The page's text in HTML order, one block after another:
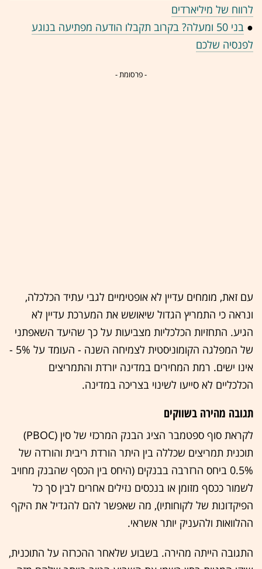
לרווח של מיליארדים
●
בני 50 ומעלה? בקרוב תקבלו הודעה מפתיעה בנוגע
לפנסיה שלכם
- פרסומת -
עם זאת, מומחים עדיין לא אופטימיים לגבי עתיד הכלכלה,
ונראה כי התמריץ הגדול שיאושש את המערכת עדיין לא
הגיע. התחזיות הכלכליות מצביעות על כך שהיעד השאפתני
של המפלגה הקומוניסטית לצמיחה השנה - העומד על 5% -
אינו ישים. רמת המחירים במדינה יורדת והתמריצים
הכלכליים לא סייעו לשינוי בצריכה במדינה.
תגובה מהירה בשווקים
לקראת סוף ספטמבר הציג הבנק המרכזי של סין (PBOC)
תוכנית תמריצים שכללה בין היתר הורדת ריבית והורדה של
0.5% ביחס הרזרבה בבנקים (היחס בין הכסף שהבנק מחויב
לשמור ככסף מזומן או בנכסים נזילים אחרים לבין סך כל
הפיקדונות של לקוחותיו), מה שאפשר להם להגדיל את היקף
ההלוואות ולהעניק יותר אשראי.
התגובה הייתה מהירה. בשבוע שלאחר ההכרזה על התוכנית,